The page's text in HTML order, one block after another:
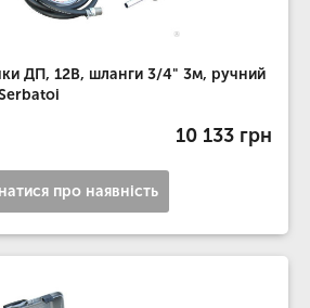
ДП, 12В, шланги 3/4" 3м, ручний
10 133 грн
про наявність